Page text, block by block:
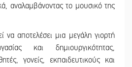
αναλαμβάνοντας το μουσικό της
να αποτελέσει μια μεγάλη γιορτή
και δημιουργικότητας,
γονείς, εκπαιδευτικούς και